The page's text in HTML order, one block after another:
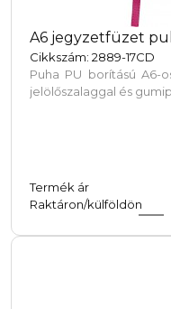
A6 jegyzetfüzet
Cikkszám: 2889-17CD
Puha PU borítású A6-
jelölőszalaggal és
Termék ár
Raktáron/külföldön